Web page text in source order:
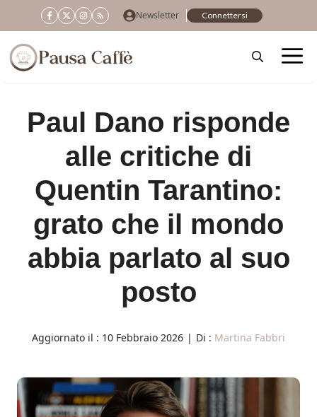
al
contenuto
Newsletter Connettersi
Paul Dano risponde
alle critiche di
Quentin Tarantino:
grato che il mondo
abbia parlato al suo
posto
Aggiornato il : 10 Febbraio 2026 | Di : Martina Fabbri